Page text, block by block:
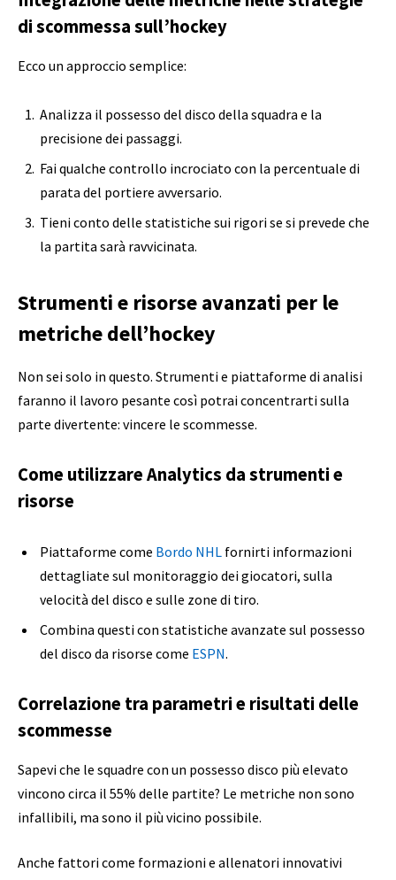
di scommessa sull’hockey
Ecco un approccio semplice:
Analizza il possesso del disco della squadra e la
precisione dei passaggi.
Fai qualche controllo incrociato con la percentuale di
parata del portiere avversario.
Tieni conto delle statistiche sui rigori se si prevede che
la partita sarà ravvicinata.
Strumenti e risorse avanzati per le
metriche dell’hockey
Non sei solo in questo. Strumenti e piattaforme di analisi
faranno il lavoro pesante così potrai concentrarti sulla
parte divertente: vincere le scommesse.
Come utilizzare Analytics da strumenti e
risorse
Piattaforme come Bordo NHL fornirti informazioni
dettagliate sul monitoraggio dei giocatori, sulla
velocità del disco e sulle zone di tiro.
Combina questi con statistiche avanzate sul possesso
del disco da risorse come ESPN.
Correlazione tra parametri e risultati delle
scommesse
Sapevi che le squadre con un possesso disco più elevato
vincono circa il 55% delle partite? Le metriche non sono
infallibili, ma sono il più vicino possibile.
Anche fattori come formazioni e allenatori innovativi